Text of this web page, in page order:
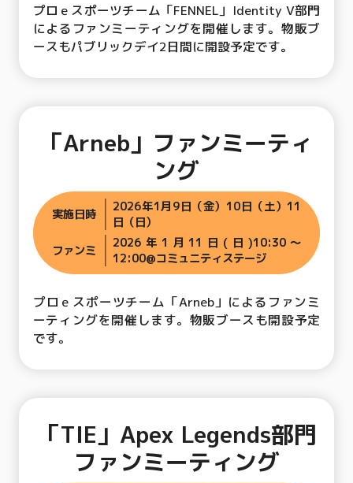
プロｅスポーツチーム「FENNEL」Identity V部門
によるファンミーティングを開催します。物販ブ
ースもパブリックデイ2日間に開設予定です。
「Arneb」ファンミーティ
ング
実施日時
2026年1月9日（金）10日（土）11
日（日）
ファンミ
2026年1月11日(日)10:30〜
12:00@コミュニティステージ
プロｅスポーツチーム「Arneb」によるファンミ
ーティングを開催します。物販ブースも開設予定
です。
「TIE」Apex Legends部門
ファンミーティング